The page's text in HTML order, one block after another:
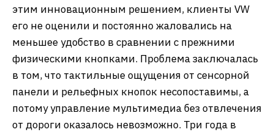
этим инновационным решением, клиенты VW
его не оценили и постоянно жаловались на
меньшее удобство в сравнении с прежними
физическими кнопками. Проблема заключалась
в том, что тактильные ощущения от сенсорной
панели и рельефных кнопок несопоставимы, а
потому управление мультимедиа без отвлечения
от дороги оказалось невозможно. Три года в